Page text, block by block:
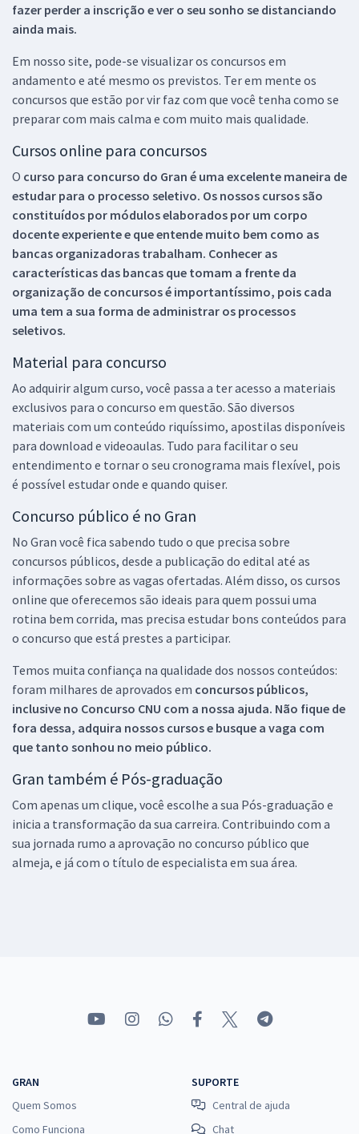
fazer perder a inscrição e ver o seu sonho se distanciando
ainda mais.
Em nosso site, pode-se visualizar os concursos em
andamento e até mesmo os previstos. Ter em mente os
concursos que estão por vir faz com que você tenha como se
preparar com mais calma e com muito mais qualidade.
Cursos online para concursos
O curso para concurso do Gran é uma excelente maneira de
estudar para o processo seletivo. Os nossos cursos são
constituídos por módulos elaborados por um corpo
docente experiente e que entende muito bem como as
bancas organizadoras trabalham. Conhecer as
características das bancas que tomam a frente da
organização de concursos é importantíssimo, pois cada
uma tem a sua forma de administrar os processos
seletivos.
Material para concurso
Ao adquirir algum curso, você passa a ter acesso a materiais
exclusivos para o concurso em questão. São diversos
materiais com um conteúdo riquíssimo, apostilas disponíveis
para download e videoaulas. Tudo para facilitar o seu
entendimento e tornar o seu cronograma mais flexível, pois
é possível estudar onde e quando quiser.
Concurso público é no Gran
No Gran você fica sabendo tudo o que precisa sobre
concursos públicos, desde a publicação do edital até as
informações sobre as vagas ofertadas. Além disso, os cursos
online que oferecemos são ideais para quem possui uma
rotina bem corrida, mas precisa estudar bons conteúdos para
o concurso que está prestes a participar.
Temos muita confiança na qualidade dos nossos conteúdos:
foram milhares de aprovados em concursos públicos,
inclusive no Concurso CNU com a nossa ajuda. Não fique de
fora dessa, adquira nossos cursos e busque a vaga com
que tanto sonhou no meio público.
Gran também é Pós-graduação
Com apenas um clique, você escolhe a sua Pós-graduação e
inicia a transformação da sua carreira. Contribuindo com a
sua jornada rumo a aprovação no concurso público que
almeja, e já com o título de especialista em sua área.
GRAN
Quem Somos
Como Funciona
SUPORTE
Central de ajuda
Chat